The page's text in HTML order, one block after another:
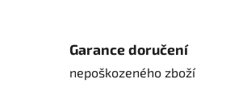
Garance doručení
nepoškozeného zboží